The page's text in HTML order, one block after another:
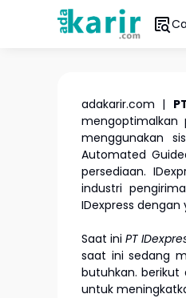
adakarir.com |
mengoptimalkan
menggunakan
Automated
persediaan.
industri
IDexpress
Saat ini PT
saat ini sedang
butuhkan. berikut
untuk